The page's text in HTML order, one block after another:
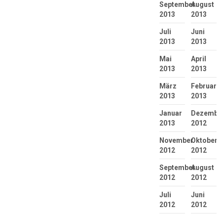
September
2013
August
2013
Juli
2013
Juni
2013
Mai
2013
April
2013
März
2013
Februar
2013
Januar
2013
2012
November
2012
Oktober
2012
September
2012
August
2012
Juli
2012
Juni
2012